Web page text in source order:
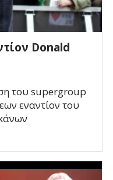
Donald
του supergroup
εναντίον του